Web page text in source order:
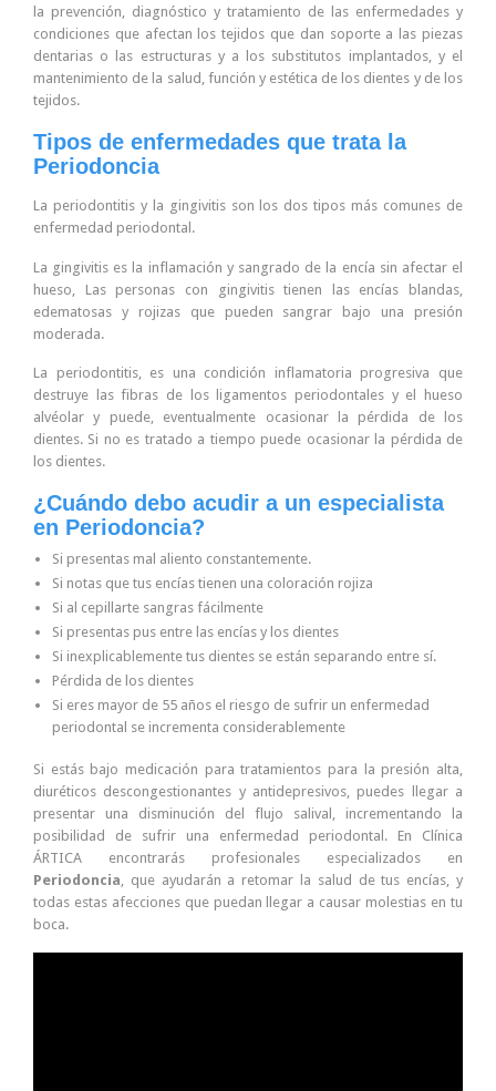
la prevención, diagnóstico y tratamiento de las enfermedades y
condiciones que afectan los tejidos que dan soporte a las piezas
dentarias o las estructuras y a los substitutos implantados, y el
mantenimiento de la salud, función y estética de los dientes y de los
tejidos.
Tipos de enfermedades que trata la
Periodoncia
La periodontitis y la gingivitis son los dos tipos más comunes de
enfermedad periodontal.
La gingivitis es la inflamación y sangrado de la encía sin afectar el
hueso, Las personas con gingivitis tienen las encías blandas,
edematosas y rojizas que pueden sangrar bajo una presión
moderada.
La periodontitis, es una condición inflamatoria progresiva que
destruye las fibras de los ligamentos periodontales y el hueso
alvéolar y puede, eventualmente ocasionar la pérdida de los
dientes. Si no es tratado a tiempo puede ocasionar la pérdida de
los dientes.
¿Cuándo debo acudir a un especialista
en Periodoncia?
Si presentas mal aliento constantemente.
Si notas que tus encías tienen una coloración rojiza
Si al cepillarte sangras fácilmente
Si presentas pus entre las encías y los dientes
Si inexplicablemente tus dientes se están separando entre sí.
Pérdida de los dientes
Si eres mayor de 55 años el riesgo de sufrir un enfermedad
periodontal se incrementa considerablemente
Si estás bajo medicación para tratamientos para la presión alta,
diuréticos descongestionantes y antidepresivos, puedes llegar a
presentar una disminución del flujo salival, incrementando la
posibilidad de sufrir una enfermedad periodontal. En Clínica
ÁRTICA encontrarás profesionales especializados en
Periodoncia , que ayudarán a retomar la salud de tus encías, y
todas estas afecciones que puedan llegar a causar molestias en tu
boca.